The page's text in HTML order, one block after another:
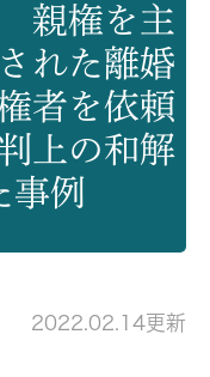
親権を主
れた離婚
者を依頼
上の和解
事例
2022.02.14更新